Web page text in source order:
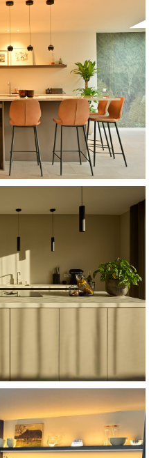
Mahal-kwarts
Fenix-fronten met een
aanrechtblad tot een
in het Brabantse woonhuis.
en rustgevend geheel
karaktervolle, moderne
€25.000